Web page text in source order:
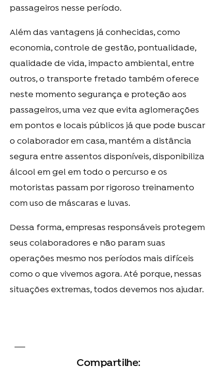
passageiros nesse período.
Além das vantagens já conhecidas, como
economia, controle de gestão, pontualidade,
qualidade de vida, impacto ambiental, entre
outros, o transporte fretado também oferece
neste momento segurança e proteção aos
passageiros, uma vez que evita aglomerações
em pontos e locais públicos já que pode buscar
o colaborador em casa, mantém a distância
segura entre assentos disponíveis, disponibiliza
álcool em gel em todo o percurso e os
motoristas passam por rigoroso treinamento
com uso de máscaras e luvas.
Dessa forma, empresas responsáveis protegem
seus colaboradores e não param suas
operações mesmo nos períodos mais difíceis
como o que vivemos agora. Até porque, nessas
situações extremas, todos devemos nos ajudar.
Compartilhe: